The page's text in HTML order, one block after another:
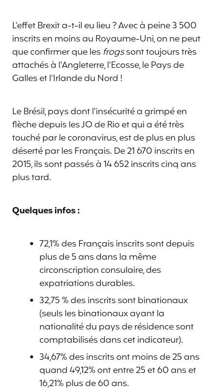
L’effet Brexit a-t-il eu lieu ? Avec à peine 3 500
inscrits en moins au Royaume-Uni, on ne peut
que confirmer que les frogssont toujours très
attachés à l’Angleterre, l’Ecosse, le Pays de
Galles et l’Irlande du Nord !
Le Brésil, pays dont l’insécurité a grimpé en
flèche depuis les JO de Rio et qui a été très
touché par le coronavirus, est de plus en plus
déserté par les Français. De 21 670 inscrits en
2015, ils sont passés à 14 652 inscrits cinq ans
plus tard.
Quelques infos :
72,1% des Français inscrits sont depuis
plus de 5 ans dans la même
circonscription consulaire, des
expatriations durables.
32,75 % des inscrits sont binationaux
(seuls les binationaux ayant la
nationalité du pays de résidence sont
comptabilisés dans cet indicateur).
34,67% des inscrits ont moins de 25 ans
quand 49,12% ont entre 25 et 60 ans et
16,21% plus de 60 ans.